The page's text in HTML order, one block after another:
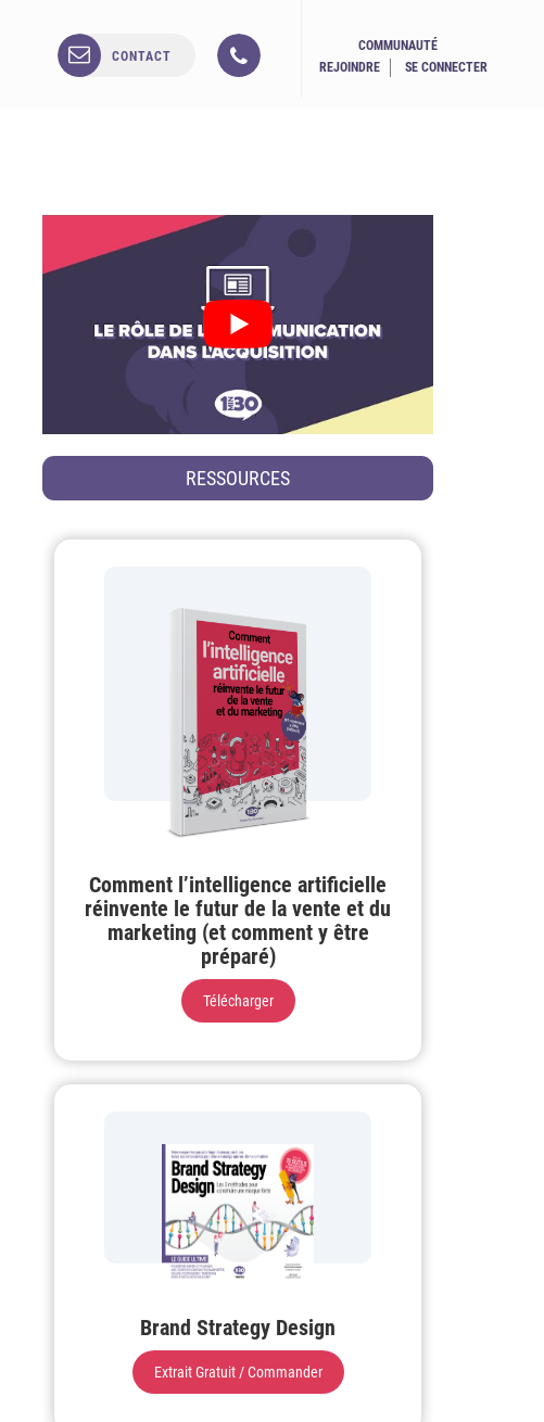
CONTACT
COMMUNAUTÉ
REJOINDRE
SE CONNECTER
RESSOURCES
Comment l’intelligence artificielle
réinvente le futur de la vente et du
marketing (et comment y être
préparé)
Télécharger
Brand Strategy Design
Extrait Gratuit / Commander